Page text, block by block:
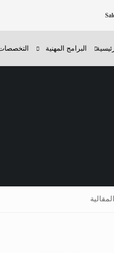
البرامج المهنية
المقالية